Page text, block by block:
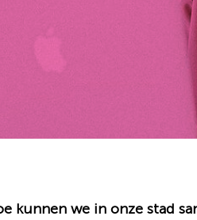
kunnen we in onze stad